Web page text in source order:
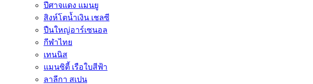
ปีศาจแดง แมนยู
สิงห์โตน้ำเงิน เชลซี
ปืนใหญ่อาร์เซนอล
กีฬาไทย
เทนนิส
แมนซิตี้ เรือใบสีฟ้า
ลาลีกา สเปน